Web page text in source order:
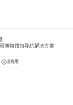
博物馆的导航解决方案
没有用